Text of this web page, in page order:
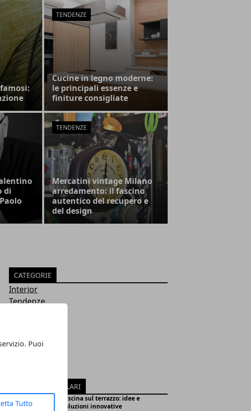
Puoi
Tutto
TENDENZE
Cucine in legno moderne:
le principali essenze e
finiture consigliate
di
TENDENZE
Mercatini vintage Milano
arredamento: il fascino
autentico del recupero e
del design
CATEGORIE
Interior
Tendenze
Materiali
ARTICOLI POPOLARI
Piscina sul terrazzo: idee e
soluzioni innovative